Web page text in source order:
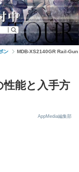
ン MDB-XS2140GR Rail-Gun
性能と入手方
AppMedia編集部